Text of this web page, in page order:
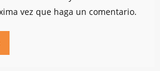
vez que haga un comentario.